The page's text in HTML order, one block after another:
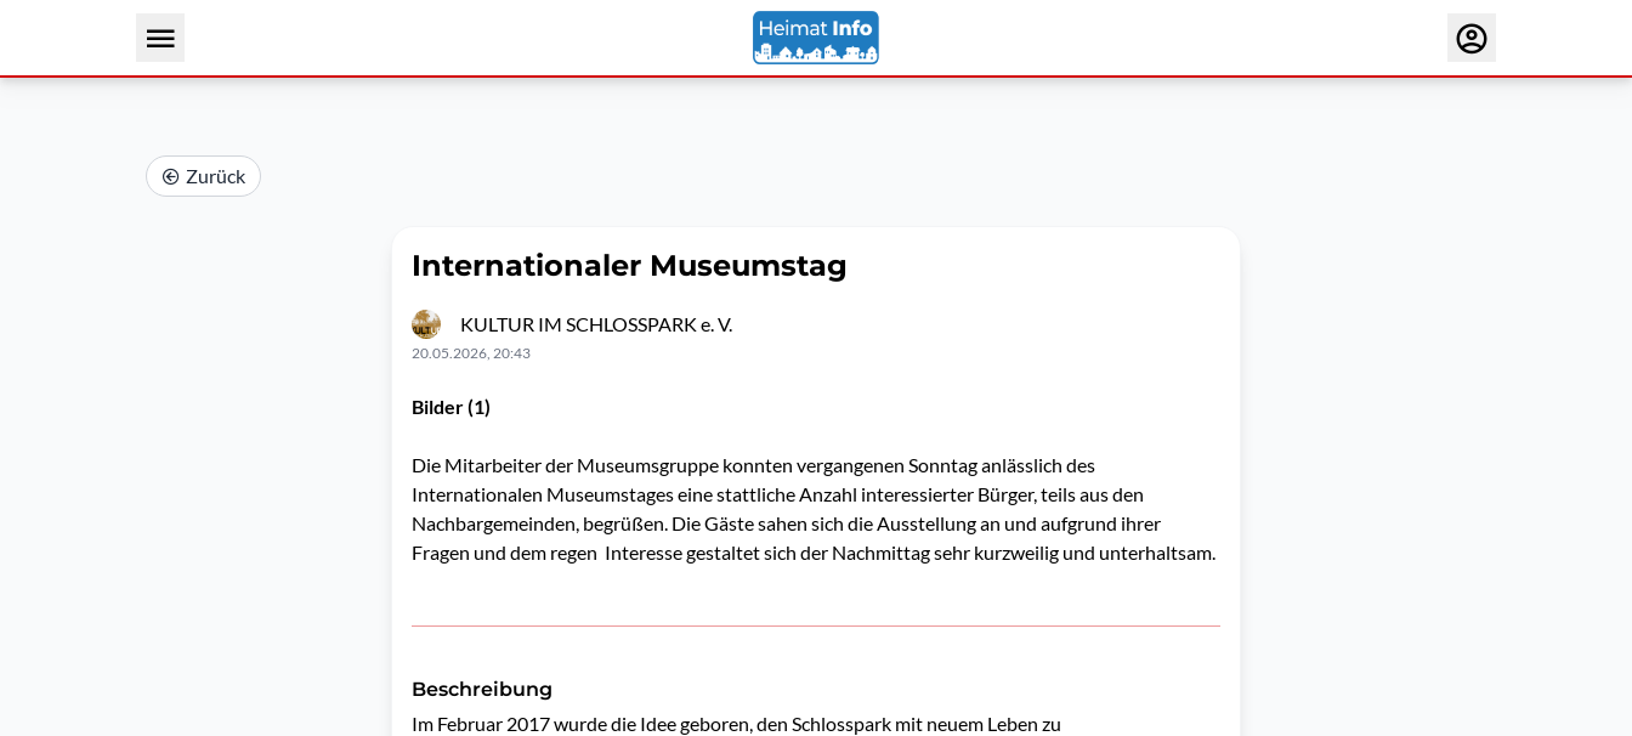
Zurück
Internationaler Museumstag
KULTUR IM SCHLOSSPARK e. V.
20.05.2026, 20:43
Bilder (1)
Die Mitarbeiter der Museumsgruppe konnten vergangenen Sonntag anlässlich des
Internationalen Museumstages eine stattliche Anzahl interessierter Bürger, teils aus den
Nachbargemeinden, begrüßen. Die Gäste sahen sich die Ausstellung an und aufgrund ihrer
Fragen und dem regen Interesse gestaltet sich der Nachmittag sehr kurzweilig und unterhaltsam.
Beschreibung
Im Februar 2017 wurde die Idee geboren, den Schlosspark mit neuem Leben zu